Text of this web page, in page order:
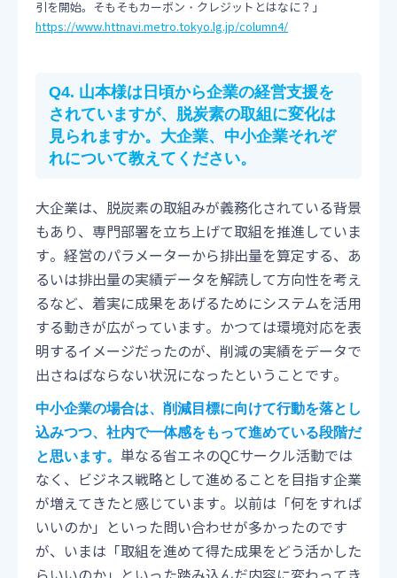
引を開始。そもそもカーボン・クレジットとはなに？」
https://www.httnavi.metro.tokyo.lg.jp/column4/
Q4. 山本様は日頃から企業の経営支援を
されていますが、脱炭素の取組に変化は
見られますか。大企業、中小企業それぞ
れについて教えてください。
大企業は、脱炭素の取組みが義務化されている背景
もあり、専門部署を立ち上げて取組を推進していま
す。経営のパラメーターから排出量を算定する、あ
るいは排出量の実績データを解読して方向性を考え
るなど、着実に成果をあげるためにシステムを活用
する動きが広がっています。かつては環境対応を表
明するイメージだったのが、削減の実績をデータで
出さねばならない状況になったということです。
中小企業の場合は、削減目標に向けて行動を落とし
込みつつ、社内で一体感をもって進めている段階だ
と思います。 単なる省エネのQCサークル活動では
なく、ビジネス戦略として進めることを目指す企業
が増えてきたと感じています。以前は「何をすれば
いいのか」といった問い合わせが多かったのです
が、いまは「取組を進めて得た成果をどう活かした